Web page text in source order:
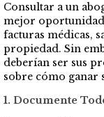
Consultar a un
mejor oportunidad
facturas médicas,
propiedad. Sin
deberían ser sus
sobre cómo ganar
1. Documente